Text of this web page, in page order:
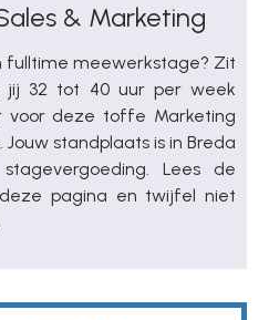
& Marketing
fulltime meewerkstage? Zit
jij 32 tot 40 uur per week
voor deze toffe Marketing
standplaats is in Breda
Lees de
pagina en twijfel niet